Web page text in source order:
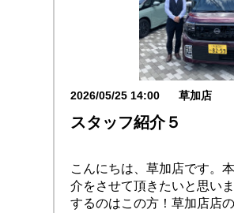
2026/05/25 14:00 草加店
スタッフ紹介５
こんにちは、草加店です。
介をさせて頂きたいと思い
するのはこの方！草加店店